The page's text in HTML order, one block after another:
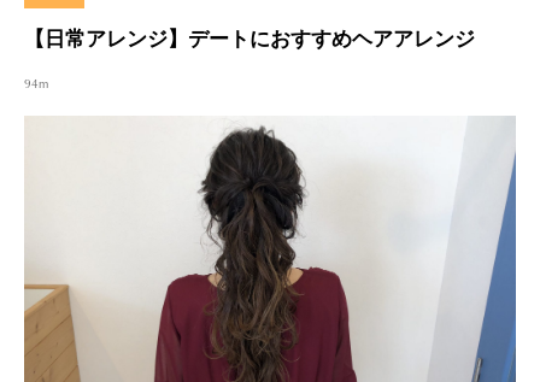
【日常アレンジ】デートにおすすめヘアアレンジ
94m